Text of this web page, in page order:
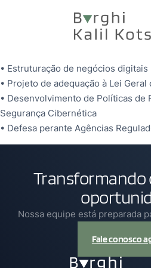
• Estruturação de negócios digitais
• Projeto de adequação à Lei
• Desenvolvimento de Políticas de
Segurança Cibernética
• Defesa perante Agências
Transformando
Nossa equipe está preparada
Fale conosco